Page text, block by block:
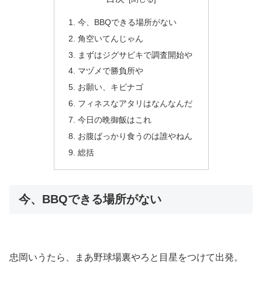
今、BBQできる場所がない
角空いてんじゃん
まずはジグサビキで調査開始や
マヅメで勝負所や
お願い、キビナゴ
フィネスなアタリはなんなんだ
今日の晩御飯はこれ
お腹ばっかり食うのは誰やねん
総括
今、BBQできる場所がない
忠岡いうたら、まあ野球場裏やろと目星をつけて出発。